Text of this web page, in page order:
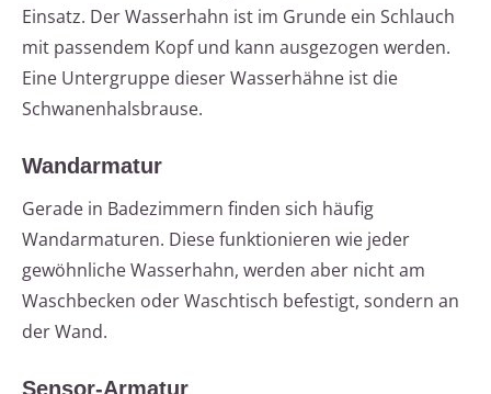
Einsatz. Der Wasserhahn ist im Grunde ein Schlauch
mit passendem Kopf und kann ausgezogen werden.
Eine Untergruppe dieser Wasserhähne ist die
Schwanenhalsbrause.
Wandarmatur
Gerade in Badezimmern finden sich häufig
Wandarmaturen. Diese funktionieren wie jeder
gewöhnliche Wasserhahn, werden aber nicht am
Waschbecken oder Waschtisch befestigt, sondern an
der Wand.
Sensor-Armatur